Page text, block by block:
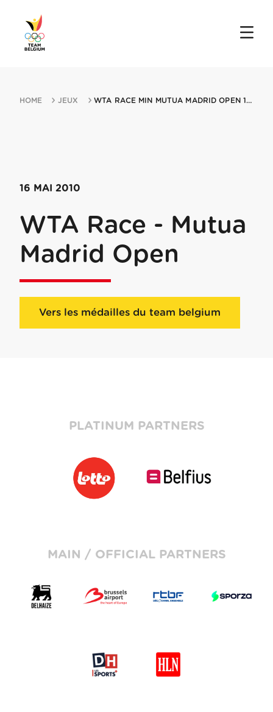
HOME JEUX WTA RACE MIN MUTUA MADRID OPEN 16052010 MADRID
16 MAI 2010
WTA Race - Mutua
Madrid Open
Vers les médailles du team belgium
PLATINUM PARTNERS
MAIN / OFFICIAL PARTNERS